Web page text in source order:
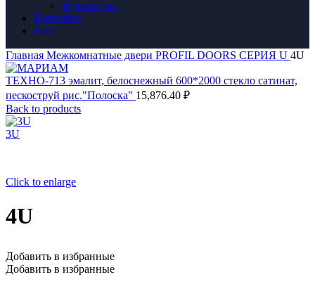
Фурнитура
Контакты
Блог
Главная Межкомнатные двери PROFIL DOORS СЕРИЯ U 4U
ТЕХНО-713 эмалит, белоснежный 600*2000 стекло сатинат,
пескоструй рис."Полоска" 15,876.40 ₽
Back to products
3U
Click to enlarge
4U
Добавить в избранные
Добавить в избранные